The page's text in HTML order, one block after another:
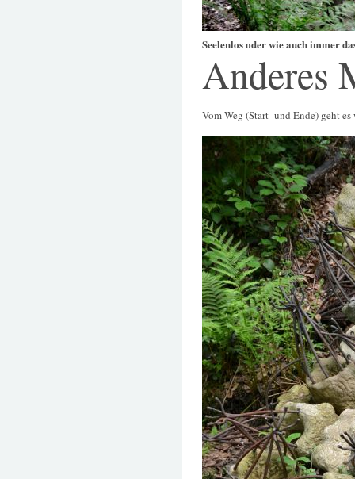
Seelenlos oder wie auch immer
Anderes
Vom Weg (Start- und Ende) geht